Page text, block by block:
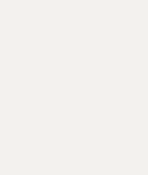
teilenteilen